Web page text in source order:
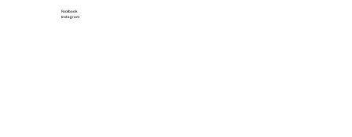
Facebook
Instagram